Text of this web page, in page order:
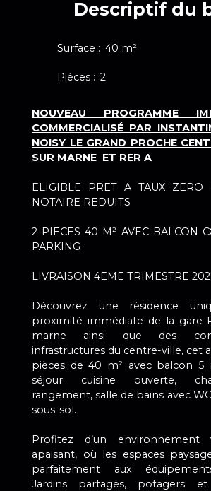
Descriptif du
Surface : 40 m²
Pièces : 2
NOUVEAU PROGRAMME
COMMERCIALISÉ PAR
NOISY LE GRAND PROCHE
SUR MARNE ET RER A
ELIGIBLE PRET A TAUX ZERO
NOTAIRE REDUITS
2 PIECES 40 M² AVEC BALCON
PARKING
LIVRAISON 4EME TRIMESTRE
Découvrez une résidence
proximité immédiate de la gare
marne ainsi que des
infrastructures du centre-ville, cet
pièces de 40 m² avec balcon 5
séjour cuisine ouverte,
rangement, salle de bains avec
sous-sol.
Profitez d’un environnement
apaisant, où les espaces
parfaitement aux
Jardins partagés, potagers